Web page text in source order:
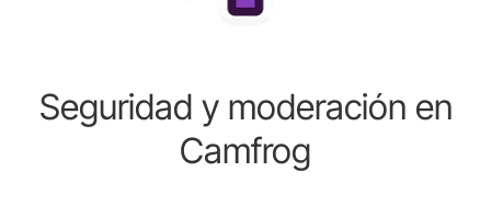
Seguridad y moderación en
Camfrog